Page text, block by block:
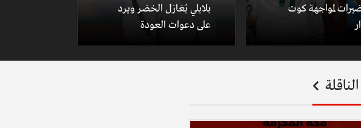
لمواجهة كوت
بلايلي يُغازل الخضر ويرد
على دعوات العودة